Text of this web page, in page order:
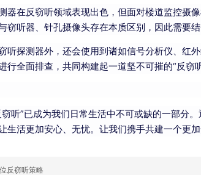
器在反窃听领域表现出色，但面对楼道监控摄
窃听器、针孔摄像头存在本质区别，因此需要
听探测器外，还会使用到诸如信号分析仪、红
全面排查，共同构建起一道坚不可摧的“反窃听
听”已成为我们日常生活中不可或缺的一部分
生活更加安心、无忧。让我们携手共建一个更
反窃听策略